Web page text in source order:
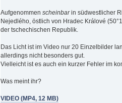
Aufgenommen scheinbarin südwestlicher
Nejedlého, östlich von Hradec Králové
der tschechischen Republik.
Das Licht ist im Video nur 20 Einzelbilder
allerdings nicht besonders gut.
Vielleicht ist es auch ein kurzer Fehler im
Was meint ihr?
VIDEO (MP4, 12 MB)